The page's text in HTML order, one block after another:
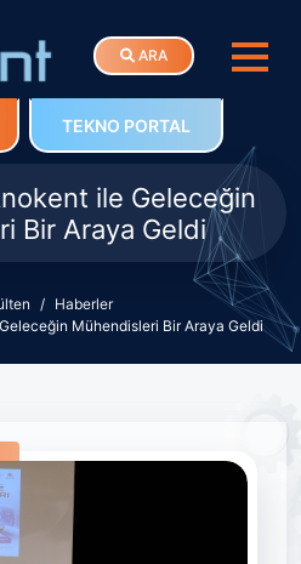
ARA
TEKNO PORTAL
ile Geleceğin
Bir Araya Geldi
Haberler
Mühendisleri Bir Araya Geldi